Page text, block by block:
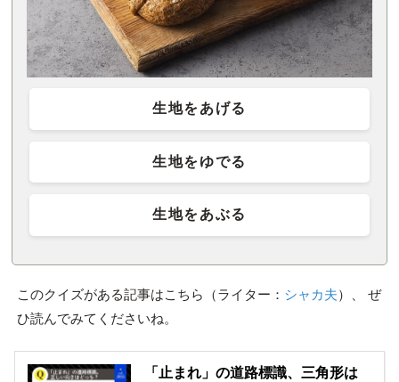
生地をあげる
生地をゆでる
生地をあぶる
このクイズがある記事はこちら（ライター： シャカ夫）、 ぜ
ひ読んでみてくださいね。
「止まれ」の道路標識、三角形は